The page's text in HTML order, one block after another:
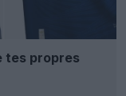
tes propres